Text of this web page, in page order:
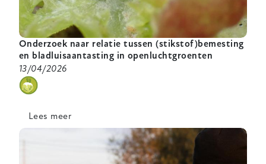
Onderzoek naar relatie tussen (stikstof)bemesting
en bladluisaantasting in openluchtgroenten
13/04/2026
categorie
Lees meer
Onderzoek